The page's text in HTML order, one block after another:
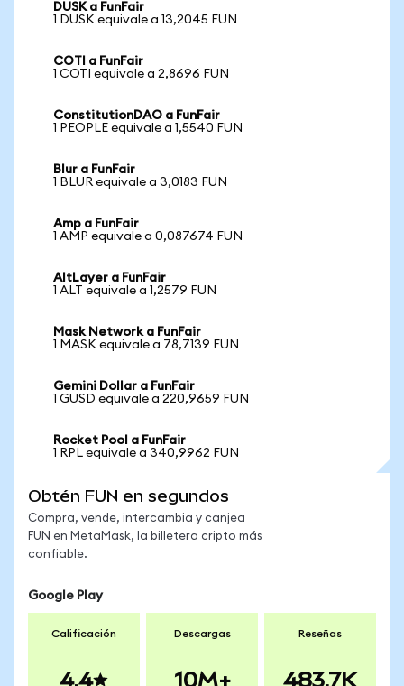
DUSK a FunFair
1 DUSK equivale a 13,2045 FUN
COTI a FunFair
1 COTI equivale a 2,8696 FUN
ConstitutionDAO a FunFair
1 PEOPLE equivale a 1,5540 FUN
Blur a FunFair
1 BLUR equivale a 3,0183 FUN
Amp a FunFair
1 AMP equivale a 0,087674 FUN
AltLayer a FunFair
1 ALT equivale a 1,2579 FUN
Mask Network a FunFair
1 MASK equivale a 78,7139 FUN
Gemini Dollar a FunFair
1 GUSD equivale a 220,9659 FUN
Rocket Pool a FunFair
1 RPL equivale a 340,9962 FUN
Obtén FUN en segundos
Compra, vende, intercambia y canjea
FUN en MetaMask, la billetera cripto más
confiable.
Google Play
Calificación
4.4
Descargas
10M+
Reseñas
483.7K